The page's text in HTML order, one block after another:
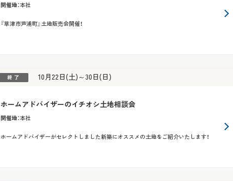
開催地：本社
『草津市芦浦町』土地販売会開催！
10月22日(土)～30日(日)
ホームアドバイザーのイチオシ土地相談会
開催地：本社
ホームアドバイザーがセレクトしました新築にオススメの土地をご紹介いたします！